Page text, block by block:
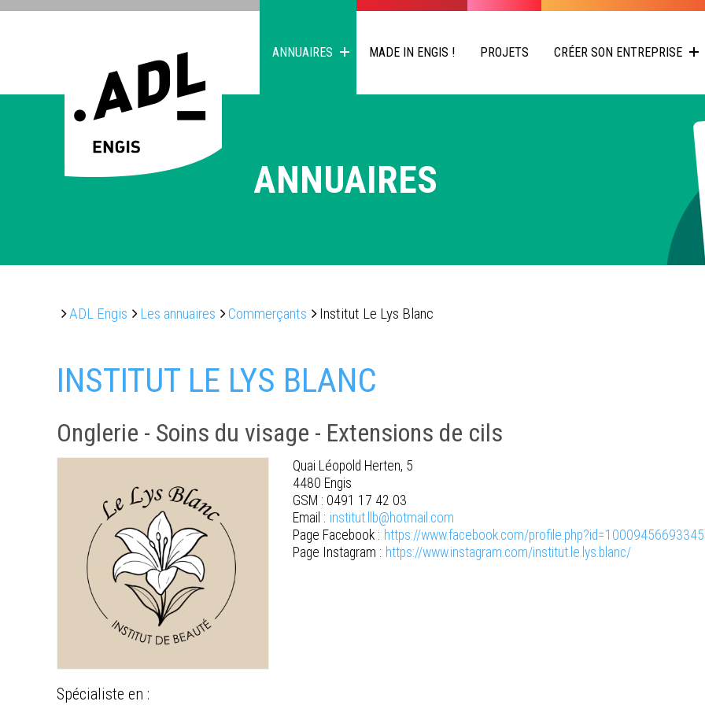
ANNUAIRES MADE IN ENGIS ! PROJETS CRÉER SON ENTREPRISE
ANNUAIRES
ADL Engis Les annuaires Commerçants Institut Le Lys Blanc
INSTITUT LE LYS BLANC
Onglerie - Soins du visage - Extensions de cils
Quai Léopold Herten, 5
4480 Engis
GSM : 0491 17 42 03
Email : institut.llb@hotmail.com
Page Facebook : https://www.facebook.com/
Page Instagram : https://www.instagram.com/institut.le.lys.blanc/
Spécialiste en :